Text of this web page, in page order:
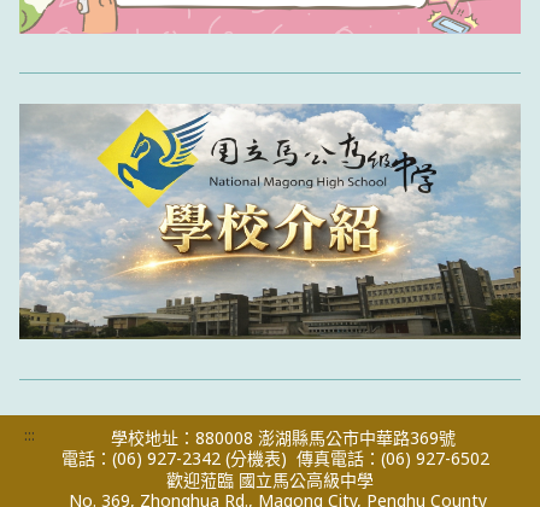
:::
學校地址：880008 澎湖縣馬公市中華路369號
電話：(06) 927-2342 (分機表) 傳真電話：(06) 927-6502
歡迎蒞臨 國立馬公高級中學
No. 369, Zhonghua Rd., Magong City, Penghu County